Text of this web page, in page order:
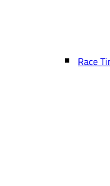
Race